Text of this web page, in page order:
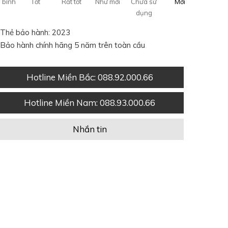
dụng
Thẻ bảo hành: 2023
Bảo hành chính hãng 5 năm trên toàn cầu
Hotline Miền Bắc: 088.92.000.66
Hotline Miền Nam: 088.93.000.66
Nhắn tin